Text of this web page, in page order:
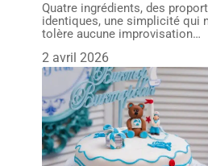
Quatre ingrédients, des
identiques, une simplicité qui
tolère aucune improvisation…
2 avril 2026